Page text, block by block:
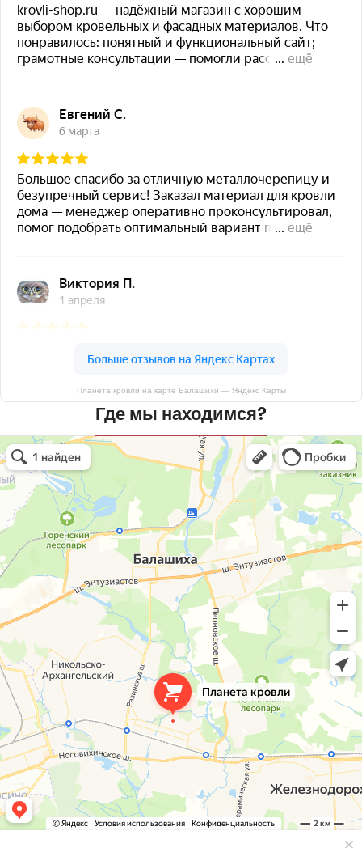
Планета кровли на карте Балашихи — Яндекс Карты
Где мы находимся?
Планета кровли
Кровля и кровельные материалы в Балашихе
Окна в Балашихе